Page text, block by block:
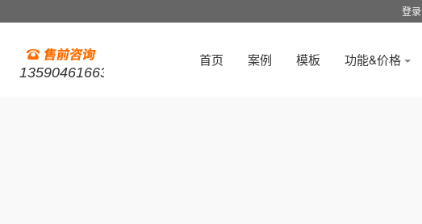
登录
13590461663
首页 案例 模板 功能&价格